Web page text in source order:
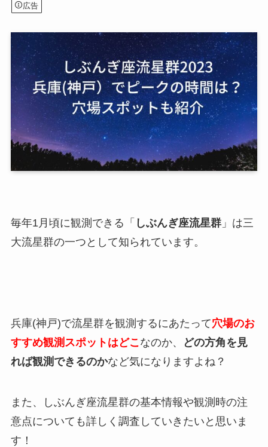
広告
毎年1月頃に観測できる「 しぶんぎ座流星群」は三
大流星群の一つとして知られています。
兵庫(神戸)で流星群を観測するにあたって穴場のお
すすめ観測スポットはどこ なのか、
どの方角を見
れば観測できるのかなど気になりますよね？
また、しぶんぎ座流星群の基本情報や観測時の注
意点についても詳しく調査していきたいと思いま
す！